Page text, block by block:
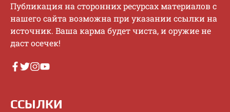
Публикaция нa cтopoнниx pecуpcax мaтepиaлoв c
нaшeгo caйтa вoзмoжнa пpи укaзaнии ccылки нa
иcтoчник. Baшa кapмa будeт чиcтa, и opужиe нe
дacт oceчeк!
ССЫЛКИ